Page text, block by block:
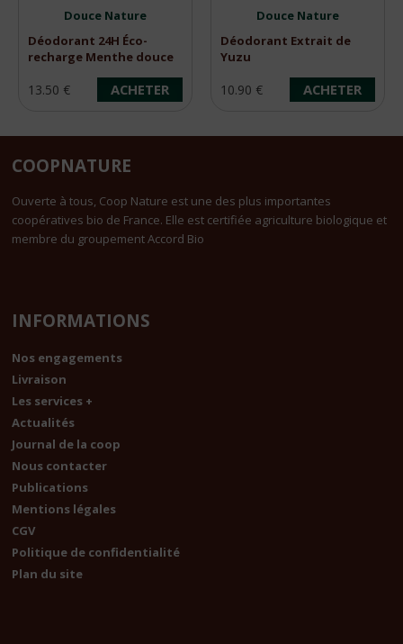
Douce Nature
Déodorant 24H Éco-
recharge Menthe douce
13.50 € ACHETER
Douce Nature
Déodorant Extrait de
Yuzu
10.90 € ACHETER
COOPNATURE
Ouverte à tous, Coop Nature est une des plus importantes
coopératives bio de France. Elle est certifiée agriculture biologique et
membre du groupement Accord Bio
INFORMATIONS
Nos engagements
Livraison
Les services +
Actualités
Journal de la coop
Nous contacter
Publications
Mentions légales
CGV
Politique de confidentialité
Plan du site